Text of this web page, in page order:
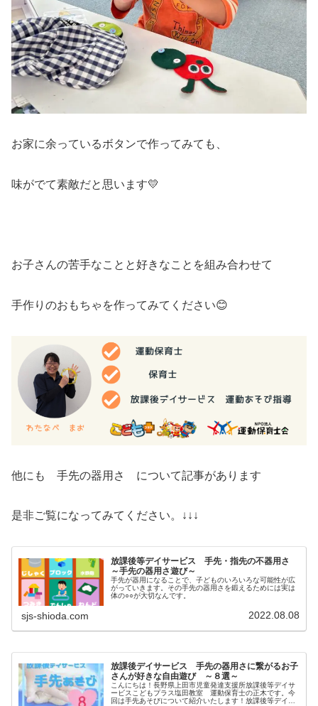
お家に余っているボタンで作ってみても、
味がでて素敵だと思います💛
お子さんの苦手なことと好きなことを組み合わせて
手作りのおもちゃを作ってみてください😊
他にも 手先の器用さ について記事があります
是非ご覧になってみてください。↓↓↓
放課後等デイサービス 手先・指先の不器用さ
～手先の器用さ遊び～
手先が器用になることで、子どものいろいろな可能性が広
がっていきます。その手先の器用さを鍛えるためには実は
体の○○が大切なんです。
sjs-shioda.com 2022.08.08
放課後デイサービス 手先の器用さに繋がるお子
さんが好きな自由遊び ～８選～
こんにちは！長野県上田市児童発達支援所放課後等デイサ
ービスこどもプラス塩田教室 運動保育士の正木です。今
回は手先あそびについて紹介いたします！放課後等デイサ